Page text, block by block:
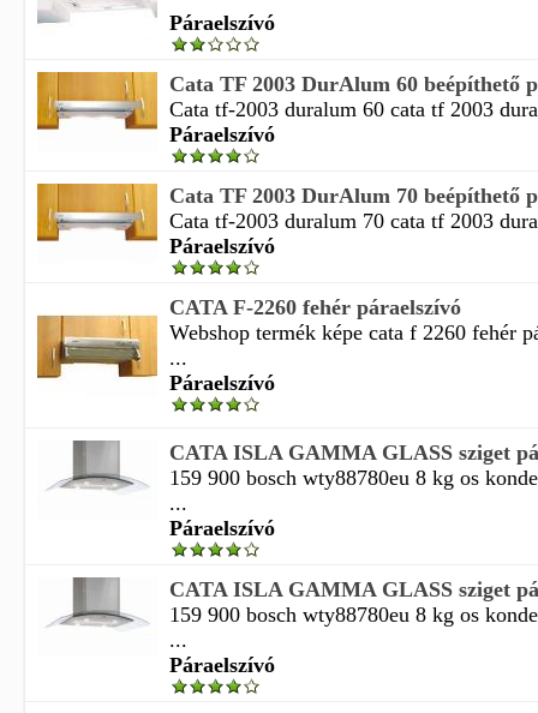
Páraelszívó
Cata TF 2003 DurAlum 60 beépíthető
Cata tf-2003 duralum 60 cata tf 2003
Páraelszívó
Cata TF 2003 DurAlum 70 beépíthető
Cata tf-2003 duralum 70 cata tf 2003
Páraelszívó
CATA F-2260 fehér páraelszívó
Webshop termék képe cata f 2260 fehér
...
Páraelszívó
CATA ISLA GAMMA GLASS sziget
159 900 bosch wty88780eu 8 kg os
...
Páraelszívó
CATA ISLA GAMMA GLASS sziget
159 900 bosch wty88780eu 8 kg os
...
Páraelszívó